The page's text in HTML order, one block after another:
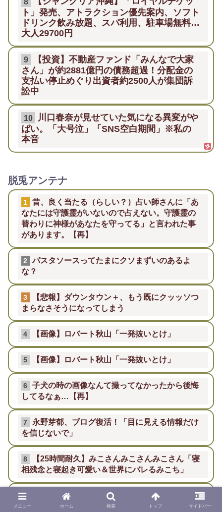
ト」発売、アトラクション優先案内、ソフト
ドリンク飲み放題、スパ利用、駐車場無料…
大人29700円
9
【投資】不動産ファンド「みんなで大家
さん」が約2881億円の債務超過！分配金の
支払い停止めぐり出資者約2500人が集団訴
訟中
10
川口春奈が見せていた気になる異変がや
ばい。「大号泣」「SNS空白期間」※私の
本音
脱兎アンテナ
1
昔、良く当たる（らしい？）占い師さんに「あ
なたには守護霊がいないので占えない。守護霊の
替わりに神様があなたを守ってる」と言われた事
があります。【再】
2
パスタソースってたまにクソまずいのあるよ
な？
3
【悲報】ダウンタウン＋、もう既にクッッソつ
まらなさそうになってしまう
4 【画像】ロバート秋山「一発抜いとけ」
5 【画像】ロバート秋山「一発抜いとけ」
6
子犬の時の画像なんて撮ってなかったから後悔
してるなぁ…【再】
7
永野芽郁、ブログ復活！「目に見える情報だけ
を信じないで」
8
【25時間耐久】みこさんみこさんみこさん「寝
相残念と寝起き可愛い＆世界にバレるみこち」
9
北アルプスの小屋に6人避難 1人が意識不明
強風などで救助困難
メニュー ホーム 検索 トップ サイドバー